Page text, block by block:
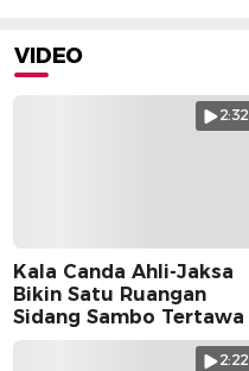
VIDEO
2:32
Kala Canda Ahli-Jaksa
Bikin Satu Ruangan
Sidang Sambo Tertawa
2:22